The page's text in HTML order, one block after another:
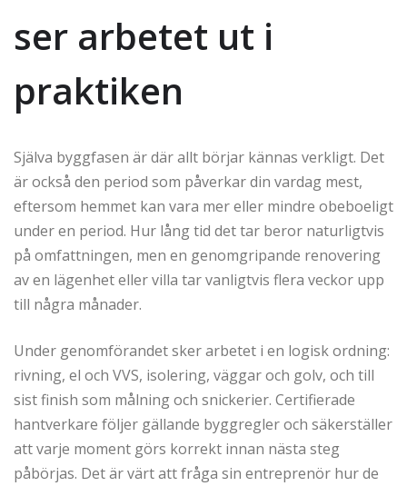
ser arbetet ut i
praktiken
Själva byggfasen är där allt börjar kännas verkligt. Det
är också den period som påverkar din vardag mest,
eftersom hemmet kan vara mer eller mindre obeboeligt
under en period. Hur lång tid det tar beror naturligtvis
på omfattningen, men en genomgripande renovering
av en lägenhet eller villa tar vanligtvis flera veckor upp
till några månader.
Under genomförandet sker arbetet i en logisk ordning:
rivning, el och VVS, isolering, väggar och golv, och till
sist finish som målning och snickerier. Certifierade
hantverkare följer gällande byggregler och säkerställer
att varje moment görs korrekt innan nästa steg
påbörjas. Det är värt att fråga sin entreprenör hur de